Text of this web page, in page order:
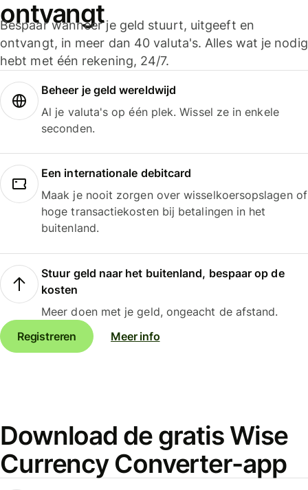
ontvangt
Bespaar wanneer je geld stuurt, uitgeeft en
ontvangt, in meer dan 40 valuta's. Alles wat je nodig
hebt met één rekening, 24/7.
Beheer je geld wereldwijd
Al je valuta's op één plek. Wissel ze in enkele
seconden.
Een internationale debitcard
Maak je nooit zorgen over wisselkoersopslagen of
hoge transactiekosten bij betalingen in het
buitenland.
Stuur geld naar het buitenland, bespaar op de
kosten
Meer doen met je geld, ongeacht de afstand.
Registreren
Meer info
Download de gratis Wise
Currency Converter-app